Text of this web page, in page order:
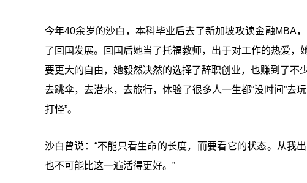
今年40余岁的沙白，本科毕业后去了新加坡攻读金融MBA
了回国发展。回国后她当了托福教师，出于对工作的热爱
要更大的自由，她毅然决然的选择了辞职创业，也赚到了不
去跳伞，去潜水，去旅行，体验了很多人一生都“没时间”去
打怪”。
沙白曾说：“不能只看生命的长度，而要看它的状态。从我
也不可能比这一遍活得更好。”